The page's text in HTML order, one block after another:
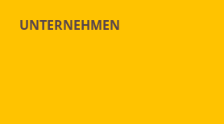
UNTERNEHMEN